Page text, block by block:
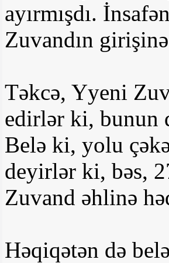
ayırmışdı.
Zuvandın
Təkcə, Yyeni
edirlər ki, bunun
Belə ki, yolu
deyirlər ki, bəs,
Zuvand əhlinə
Həqiqətən də